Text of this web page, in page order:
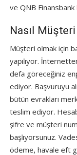
ve QNB Finansbank
Nasıl
Müşteri olmak için
yapılıyor.
defa göreceğiniz
ediyor. Başvuruyu
bütün evrakları
teslim ediyor.
şifre ve müşteri
başlıyorsunuz.
ödeme, havale eft